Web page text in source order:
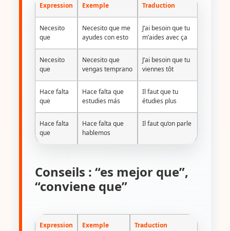
Expression Exemple Traduction
Necesito
que
Necesito que me
ayudes con esto
J’ai besoin que tu
m’aides avec ça
Necesito
que
Necesito que
vengas temprano
J’ai besoin que tu
viennes tôt
Hace falta
que
Hace falta que
estudies más
Il faut que tu
étudies plus
Hace falta
que
Hace falta que
hablemos
Il faut qu’on parle
Conseils : “es mejor que”,
“conviene que”
Expression Exemple Traduction